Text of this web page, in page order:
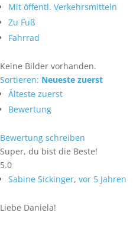
Mit öffentl. Verkehrsmitteln
Zu Fuß
Fahrrad
Keine Bilder vorhanden.
Sortieren: Neueste zuerst
Älteste zuerst
Bewertung
Bewertung schreiben
Super, du bist die Beste!
5.0
Sabine Sickinger, vor 5 Jahren
Liebe Daniela!